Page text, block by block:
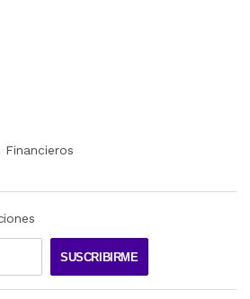
SUSCRIBIRME